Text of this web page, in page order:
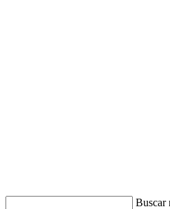
Buscar